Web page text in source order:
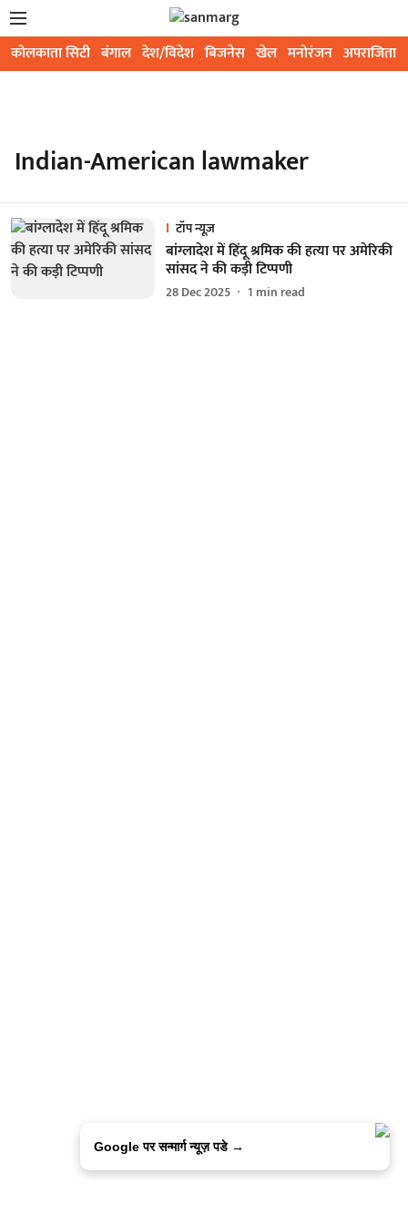
कोलकाता सिटी बंगाल देश/विदेश बिजनेस खेल मनोरंजन अपराजिता
Indian-American lawmaker
टॉप न्यूज़
बांग्लादेश में हिंदू श्रमिक की हत्या पर अमेरिकी
सांसद ने की कड़ी टिप्पणी
28 Dec 2025 1 min read
Google पर सन्मार्ग न्यूज़ पडे →